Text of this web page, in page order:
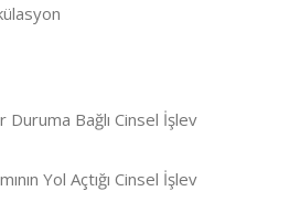
Duruma Bağlı Cinsel İşlev
Yol Açtığı Cinsel İşlev